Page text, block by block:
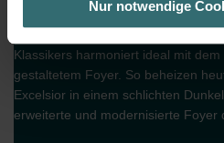
Laut Gesetz können wir
speichern, wenn diese für den
unbedingt notwendig sind
alle anderen Cookie-Typen
Diese Seite verwendet
Einige Cookies werden von
unseren Seiten erscheinen.
Nur notwendige
Gegebenheiten jeder Art und
Klassikers harmoniert ideal mit
gestaltetem Foyer. So beheizen
Excelsior in einem schlichten
erweiterte und modernisierte Foyer